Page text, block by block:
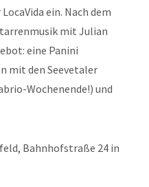
ein. Nach dem
mit Julian
eine Panini
mit den Seevetaler
Wochenende!) und
Bahnhofstraße 24 in